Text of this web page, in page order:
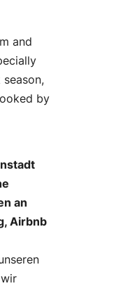
and
by
an
Airbnb